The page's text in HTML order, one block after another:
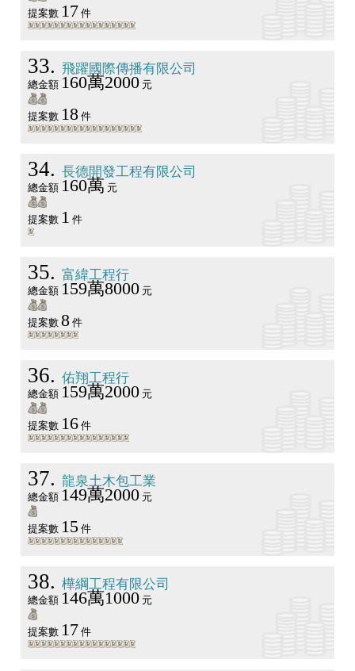
提案數 17 件
33 飛躍國際傳播有限公司
總金額 160萬2000元
提案數 18件
34 長德開發工程有限公司
總金額 160萬 元
提案數 1 件
35 富緯工程行
總金額 159萬8000元
提案數 8件
36 佑翔工程行
總金額 159萬2000元
提案數 16件
37 龍泉土木包工業
總金額 149萬2000元
提案數 15件
38 樺綱工程有限公司
總金額 146萬1000元
提案數 17 件